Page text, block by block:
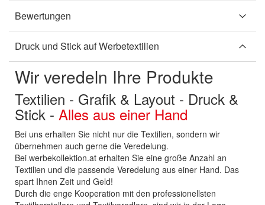
Bewertungen
Druck und Stick auf Werbetextilien
Wir veredeln Ihre Produkte
Textilien - Grafik & Layout - Druck &
Stick - Alles aus einer Hand
Bei uns erhalten Sie nicht nur die Textilien, sondern wir
übernehmen auch gerne die Veredelung.
Bei werbekollektion.at erhalten Sie eine große Anzahl an
Textilien und die passende Veredelung aus einer Hand. Das
spart Ihnen Zeit und Geld!
Durch die enge Kooperation mit den professionellsten